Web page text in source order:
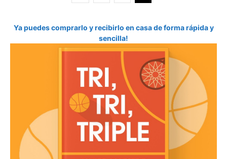
Ya puedes comprarlo y recibirlo en casa de forma rápida y
sencilla!